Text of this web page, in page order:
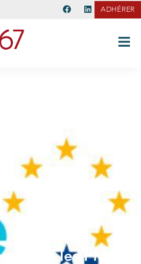
ADHÉRER
sans les PME :